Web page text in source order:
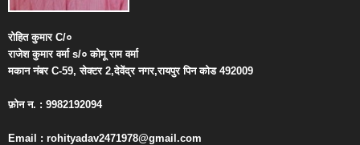
रोहित कुमारC/०
राजेश कुमार वर्माs/० कोमू राम वर्मा
मकान नंबरC-59,सेक्टर2,देवेंद्र नगर,रायपुर पिन कोड492009
फ़ोन न. : 9982192094
Email : rohityadav2471978@gmail.com